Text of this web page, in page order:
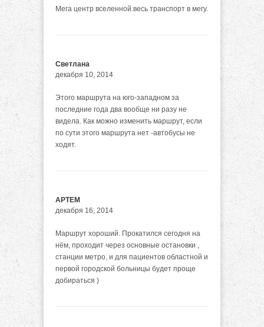
Мега центр вселенной.весь транспорт в мегу.
Светлана
декабря 10, 2014
Этого маршрута на юго-западном за
последние года два вообще ни разу не
видела. Как можно изменить маршрут, если
по сути этого маршрута нет -автобусы не
ходят.
АРТЕМ
декабря 16, 2014
Маршрут хороший. Прокатился сегодня на
нём, проходит через основные остановки ,
станции метро, и для пациентов областной и
первой городской больницы будет проще
добираться )